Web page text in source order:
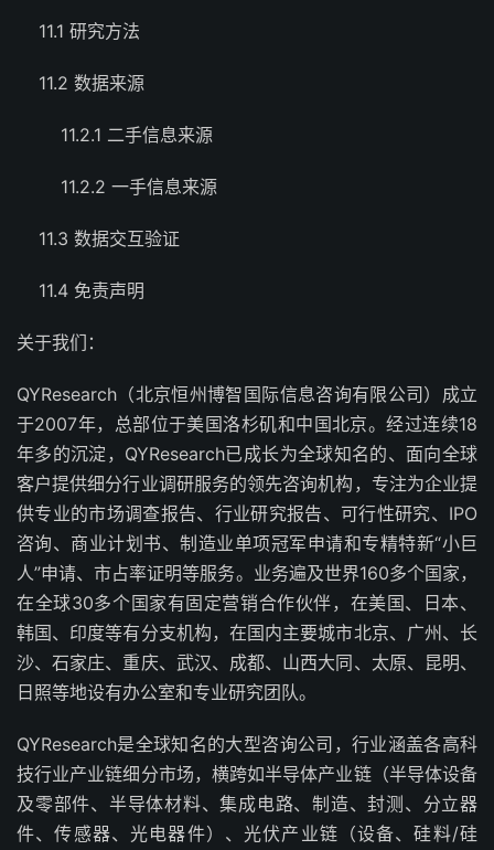
11.1 研究方法
11.2 数据来源
11.2.1 二手信息来源
11.2.2 一手信息来源
11.3 数据交互验证
11.4 免责声明
关于我们：
QYResearch（北京恒州博智国际信息咨询有限公司）成立
于2007年，总部位于美国洛杉矶和中国北京。经过连续18
年多的沉淀，QYResearch已成长为全球知名的、面向全球
客户提供细分行业调研服务的领先咨询机构，专注为企业提
供专业的市场调查报告、行业研究报告、可行性研究、IPO
咨询、商业计划书、制造业单项冠军申请和专精特新“小巨
人”申请、市占率证明等服务。业务遍及世界160多个国家，
在全球30多个国家有固定营销合作伙伴，在美国、日本、
韩国、印度等有分支机构，在国内主要城市北京、广州、长
沙、石家庄、重庆、武汉、成都、山西大同、太原、昆明、
日照等地设有办公室和专业研究团队。
QYResearch是全球知名的大型咨询公司，行业涵盖各高科
技行业产业链细分市场，横跨如半导体产业链（半导体设备
及零部件、半导体材料、集成电路、制造、封测、分立器
件、传感器、光电器件）、光伏产业链（设备、硅料/硅